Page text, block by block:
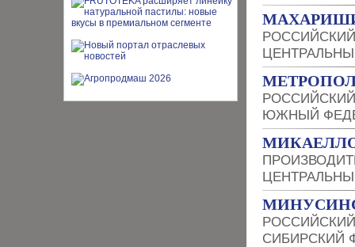
ЮЖНЫЙ
СИБИРСКИЙ